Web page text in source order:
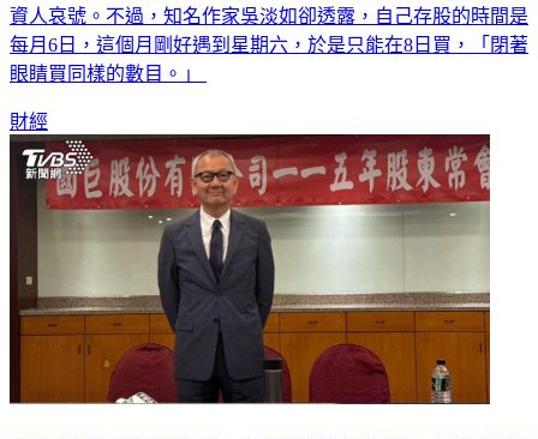
資人哀號。不過，知名作家吳淡如卻透露，自己存股的時間是
每月6日，這個月剛好遇到星期六，於是只能在8日買，「閉著
眼睛買同樣的數目。」
財經